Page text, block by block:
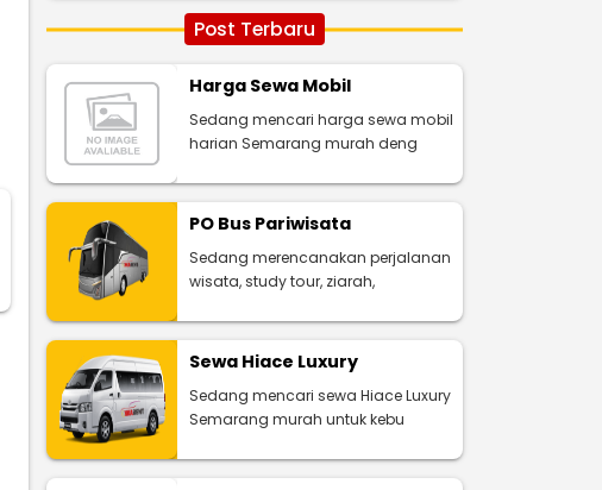
Post Terbaru
Harga Sewa Mobil
Sedang mencari harga sewa mobil
harian Semarang murah deng
PO Bus Pariwisata
Sedang merencanakan perjalanan
wisata, study tour, ziarah,
Sewa Hiace Luxury
Sedang mencari sewa Hiace Luxury
Semarang murah untuk kebu